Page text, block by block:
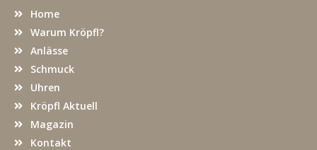
Home
Warum Kröpfl?
Anlässe
Schmuck
Uhren
Kröpfl Aktuell
Magazin
Kontakt